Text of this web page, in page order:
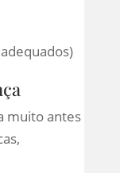
muito antes